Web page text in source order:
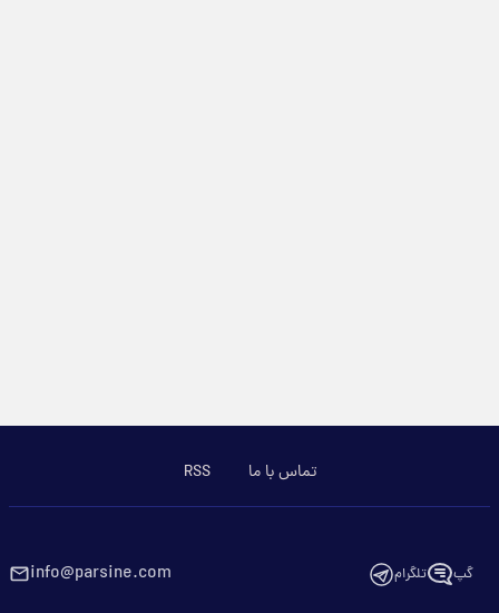
تماس با ما RSS
گپ تلگرام info@parsine.com